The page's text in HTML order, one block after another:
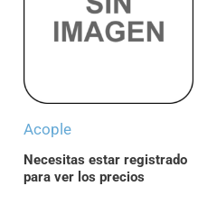
Acople
Necesitas estar registrado
para ver los precios